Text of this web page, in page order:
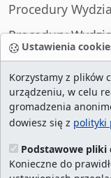
Ustawienia
Korzystamy z plików
urządzeniu, w celu
gromadzenia
dowiesz się z polityki
Podstawowe pliki
Konieczne do
Procedury
Procedury
Procedury
liczba wizyt:
najczęściej